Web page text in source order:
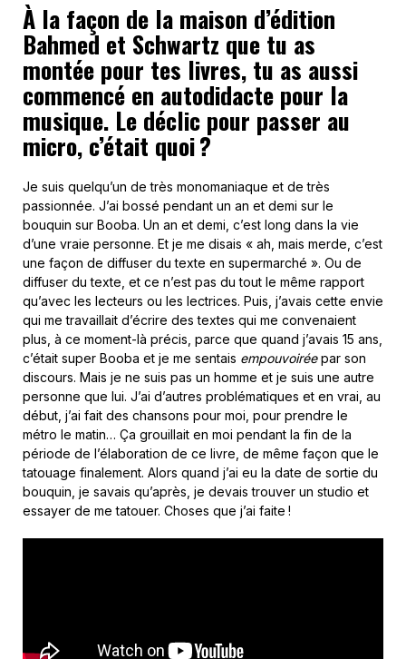
À la façon de la maison d’édition
Bahmed et Schwartz que tu as
montée pour tes livres, tu as aussi
commencé en autodidacte pour la
musique. Le déclic pour passer au
micro, c’était quoi ?
Je suis quelqu’un de très monomaniaque et de très
passionnée. J’ai bossé pendant un an et demi sur le
bouquin sur Booba. Un an et demi, c’est long dans la vie
d’une vraie personne. Et je me disais « ah, mais merde, c’est
une façon de diffuser du texte en supermarché ». Ou de
diffuser du texte, et ce n’est pas du tout le même rapport
qu’avec les lecteurs ou les lectrices. Puis, j’avais cette envie
qui me travaillait d’écrire des textes qui me convenaient
plus, à ce moment-là précis, parce que quand j’avais 15 ans,
c’était super Booba et je me sentais empouvoiréepar son
discours. Mais je ne suis pas un homme et je suis une autre
personne que lui. J’ai d’autres problématiques et en vrai, au
début, j’ai fait des chansons pour moi, pour prendre le
métro le matin… Ça grouillait en moi pendant la fin de la
période de l’élaboration de ce livre, de même façon que le
tatouage finalement. Alors quand j’ai eu la date de sortie du
bouquin, je savais qu’après, je devais trouver un studio et
essayer de me tatouer. Choses que j’ai faite !